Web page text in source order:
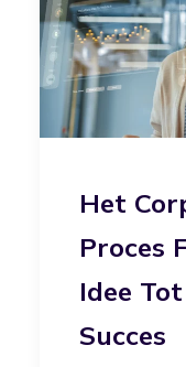
Het
Proces
Idee
Succes